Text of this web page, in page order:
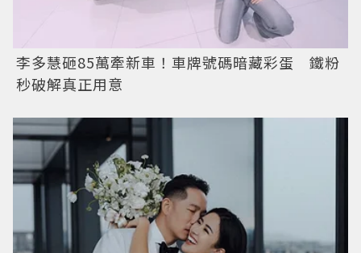
李多慧砸85萬牽新車！車牌號碼暗藏彩蛋 鐵粉
秒破解真正用意